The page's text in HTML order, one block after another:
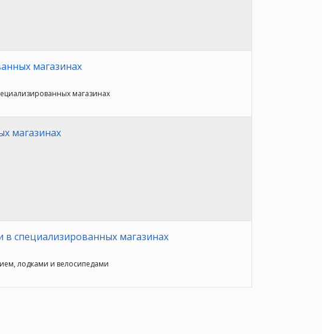
магазинах
магазинах
магазинах
специализированных магазинах
лодками и велосипедами